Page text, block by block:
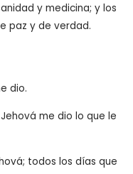
y medicina; y los
paz y de verdad.
dio.
me dio lo que le
todos los días que